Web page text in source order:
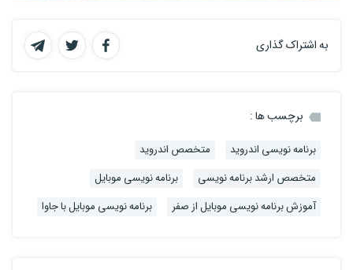
در انتخاب مدرس ها دقت بیشتری خواهیم داشت .
به اشتراک گذاری
برچسب ها :
برنامه نویسی اندروید
متخصص اندروید
متخصص ارشد برنامه نویسی
برنامه نویسی موبایل
آموزش برنامه نویسی موبایل از صفر
برنامه نویسی موبایل با جاوا